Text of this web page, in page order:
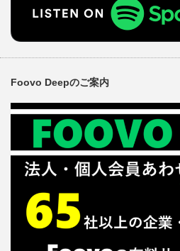
Foovo Deepのご案内